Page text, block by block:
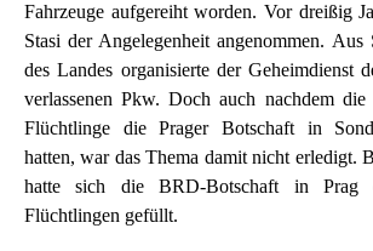
Fahrzeuge aufgereiht worden. Vor dreißig
Stasi der Angelegenheit angenommen.
des Landes organisierte der Geheimdienst
verlassenen Pkw. Doch auch nachdem
Flüchtlinge die Prager Botschaft in
hatten, war das Thema damit nicht erledigt.
hatte sich die BRD-Botschaft in Prag
Flüchtlingen gefüllt.